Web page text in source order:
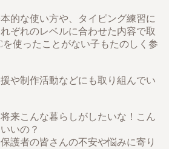
的な使い方や、タイピング練習に
ぞれのレベルに合わせた内容で取
を使ったことがない子もたのしく参
や制作活動などにも取り組んでい
来こんな暮らしがしたいな！こん
いの？
護者の皆さんの不安や悩みに寄り